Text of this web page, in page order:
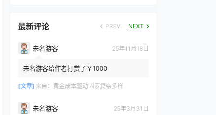
最新评论 PREV NEXT
未名游客 25年11月18日
未名游客给作者打赏了￥1000
[文章] 来自： 黄金成本驱动因素复杂多样
未名游客 25年3月31日